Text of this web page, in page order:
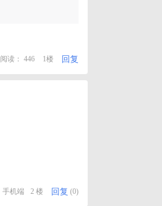
阅读： 446 1楼 回复
手机端 2 楼 回复 (0)